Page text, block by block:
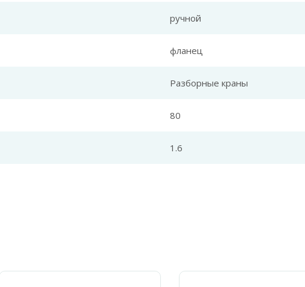
ручной
фланец
Разборные краны
80
1.6